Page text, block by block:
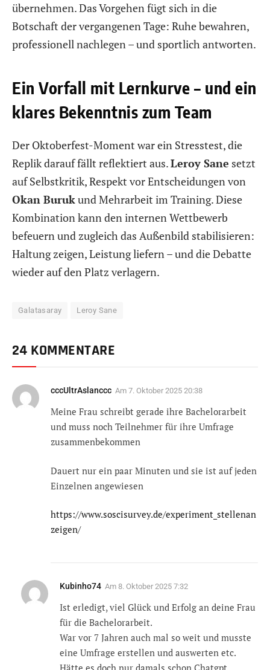
übernehmen. Das Vorgehen fügt sich in die
Botschaft der vergangenen Tage: Ruhe bewahren,
professionell nachlegen – und sportlich antworten.
Ein Vorfall mit Lernkurve – und ein
klares Bekenntnis zum Team
Der Oktoberfest-Moment war ein Stresstest, die
Replik darauf fällt reflektiert aus.Leroy Sane setzt
auf Selbstkritik, Respekt vor Entscheidungen von
Okan Burukund Mehrarbeit im Training. Diese
Kombination kann den internen Wettbewerb
befeuern und zugleich das Außenbild stabilisieren:
Haltung zeigen, Leistung liefern – und die Debatte
wieder auf den Platz verlagern.
Galatasaray Leroy Sane
24 KOMMENTARE
cccUltrAslanccc Am 7. Oktober 2025 20:38
Meine Frau schreibt gerade ihre Bachelorarbeit
und muss noch Teilnehmer für ihre Umfrage
zusammenbekommen
Dauert nur ein paar Minuten und sie ist auf jeden
Einzelnen angewiesen
https://www.soscisurvey.de/experiment_stellenan
zeigen/
Kubinho74 Am 8. Oktober 2025 7:32
Ist erledigt, viel Glück und Erfolg an deine Frau
für die Bachelorarbeit.
War vor 7 Jahren auch mal so weit und musste
eine Umfrage erstellen und auswerten etc.